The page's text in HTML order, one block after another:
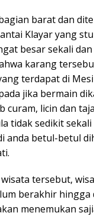
barat dan
Klayar yang
besar sekali
karang
terdapat di
jika bermain
curam, licin dan
tidak sedikit
anda betul-betul
tersebut,
berakhir hingga
menemukan